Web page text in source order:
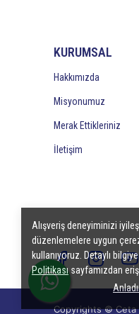
Alışveriş deneyiminizi
düzenlemelere uygun
kullanıyoruz. Detaylı bilgiye
Politikasısayfamızdan
KURUMSAL
Hakkımızda
Misyonumuz
Merak Ettikleriniz
İletişim
Copyrights © Ceta